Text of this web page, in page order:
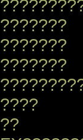
???????
???????
???????
????
??